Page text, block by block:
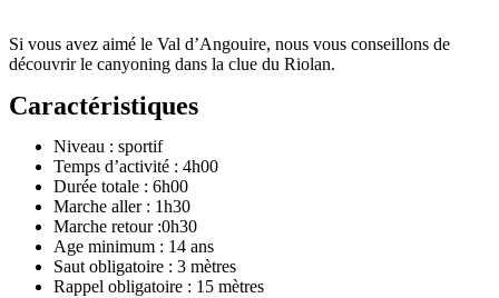
Si vous avez aimé le Val d’Angouire, nous vous conseillons de
découvrir le canyoning dans la clue du Riolan.
Caractéristiques
Niveau : sportif
Temps d’activité : 4h00
Durée totale : 6h00
Marche aller : 1h30
Marche retour :0h30
Age minimum : 14 ans
Saut obligatoire : 3 mètres
Rappel obligatoire : 15 mètres